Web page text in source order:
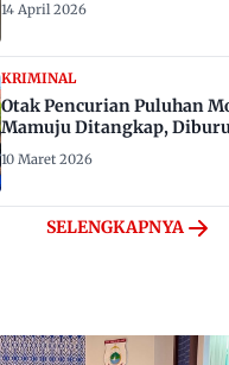
14 April 2026
KRIMINAL
Otak Pencurian Puluhan
Mamuju Ditangkap,
10 Maret 2026
SELENGKAPNYA